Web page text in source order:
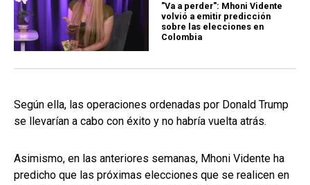
"Va a perder": Mhoni Vidente
volvió a emitir predicción
sobre las elecciones en
Colombia
Según ella, las operaciones ordenadas por Donald Trump
se llevarían a cabo con éxito y no habría vuelta atrás.
Asimismo, en las anteriores semanas, Mhoni Vidente ha
predicho que las próximas elecciones que se realicen en